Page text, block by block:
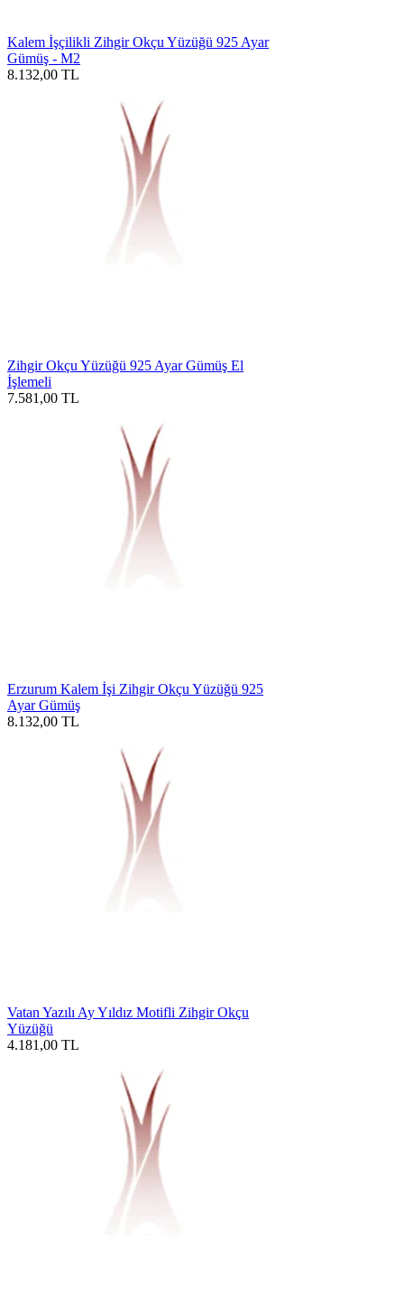
Kalem İşçilikli Zihgir Okçu Yüzüğü 925 Ayar
Gümüş - M2
8.132,00 TL
Zihgir Okçu Yüzüğü 925 Ayar Gümüş El
İşlemeli
7.581,00 TL
Erzurum Kalem İşi Zihgir Okçu Yüzüğü 925
Ayar Gümüş
8.132,00 TL
Vatan Yazılı Ay Yıldız Motifli Zihgir Okçu
Yüzüğü
4.181,00 TL